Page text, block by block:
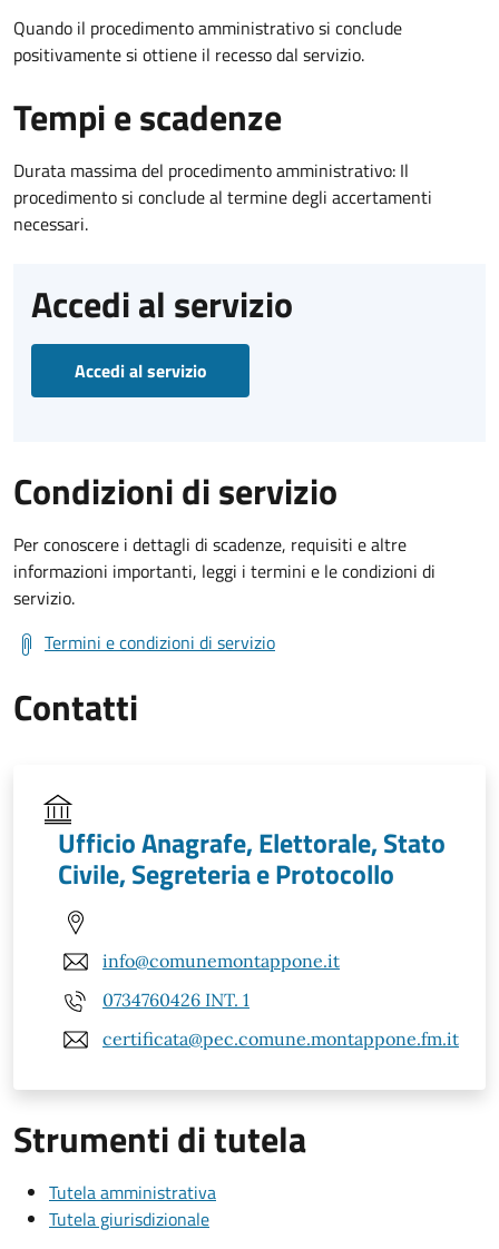
Quando il procedimento amministrativo si conclude
positivamente si ottiene il recesso dal servizio.
Tempi e scadenze
Durata massima del procedimento amministrativo: Il
procedimento si conclude al termine degli accertamenti
necessari.
Accedi al servizio
Accedi al servizio
Condizioni di servizio
Per conoscere i dettagli di scadenze, requisiti e altre
informazioni importanti, leggi i termini e le condizioni di
servizio.
Termini e condizioni di servizio
Contatti
Ufficio Anagrafe, Elettorale, Stato
Civile, Segreteria e Protocollo
info@comunemontappone.it
0734760426 INT. 1
certificata@pec.comune.montappone.fm.it
Strumenti di tutela
Tutela amministrativa
Tutela giurisdizionale